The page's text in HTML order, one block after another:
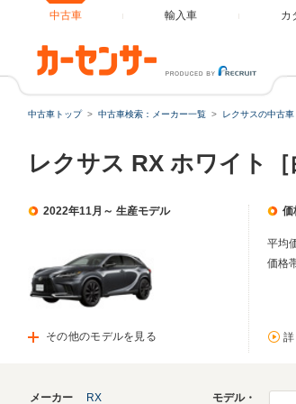
中古車 輸入車 カ
中古車トップ 中古車検索：メーカー一覧 レクサスの中古車
レクサス RX ホワイト
2022年11月～ 生産モデル
その他のモデルを見る
価
平均
価格
詳
メーカー RX モデル・